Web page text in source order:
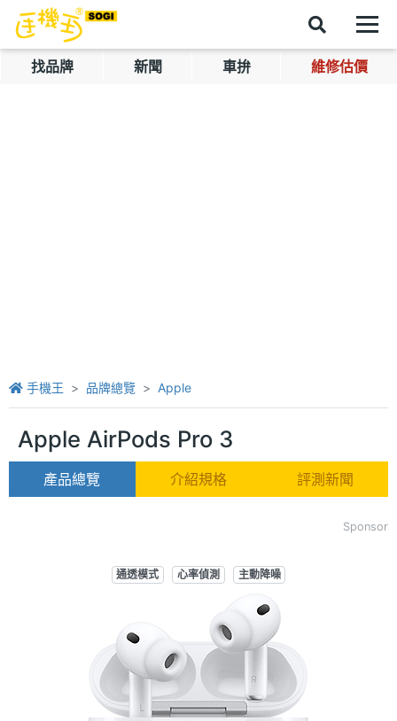
找品牌 新聞 車拚 維修估價
手機王 品牌總覽 Apple
Apple AirPods Pro 3
產品總覽 介紹規格 評測新聞
Sponsor
通透模式 心率偵測 主動降噪